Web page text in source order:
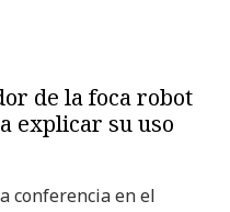
de la foca robot
explicar su uso
conferencia en el